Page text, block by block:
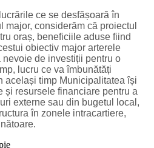
ce se desfășoară în
considerăm că proiectul
oraș, beneficiile aduse fiind
obiectiv major arterele
de investiții pentru o
lucru ce va îmbunătăți
același timp Municipalitatea își
și resursele financiare pentru a
externe sau din bugetul local,
în zonele intracartiere,